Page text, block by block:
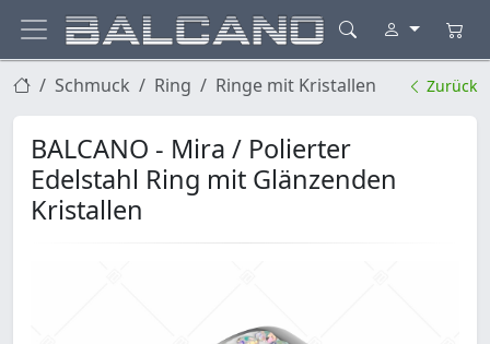
Schmuck Ring Ringe mit Kristallen Zurück
BALCANO - Mira / Polierter
Edelstahl Ring mit Glänzenden
Kristallen